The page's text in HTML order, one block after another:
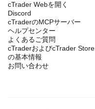
cTrader Webを開く
Discord
cTraderのMCPサーバー
ヘルプセンター
よくあるご質問
cTraderおよびcTrader Store
の基本情報
お問い合わせ